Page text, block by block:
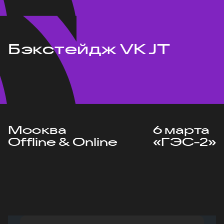
Бэкстейдж VK JT
Москва
Offline & Online
6 марта
«ГЭС-2»